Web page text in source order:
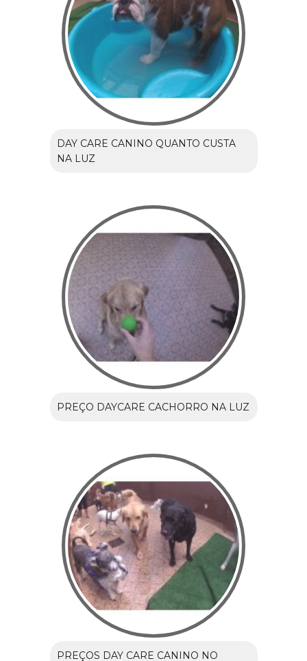
DAY CARE CANINO QUANTO CUSTA
NA LUZ
PREÇO DAYCARE CACHORRO NA LUZ
PREÇOS DAY CARE CANINO NO